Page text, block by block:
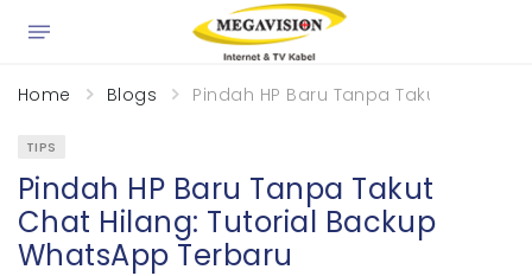
Home Blogs Pindah HP Baru Tanpa Takut Chat
TIPS
Pindah HP Baru Tanpa Takut
Chat Hilang: Tutorial Backup
WhatsApp Terbaru